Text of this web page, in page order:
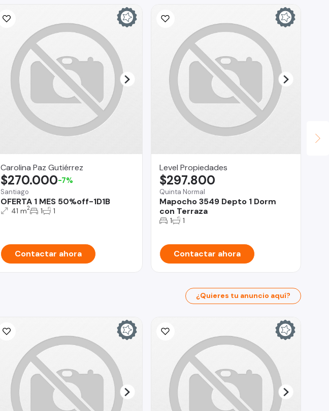
Carolina Paz Gutiérrez
Santiago
OFERTA 1 MES 50%off-1D1B
$270.000-7%
41 m2 1 1
Contactar ahora
Level Propiedades
Quinta Normal
Mapocho 3549 Depto 1 Dorm
con Terraza
$297.800
1 1
Contactar ahora
¿Quieres tu anuncio aquí?